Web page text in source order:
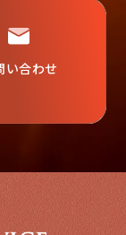
い合わせ